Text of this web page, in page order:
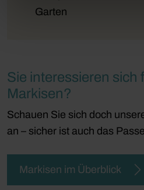
Garten
Sie interessieren sich
Markisen?
Schauen Sie sich doch
an – sicher ist auch das
Markisen im Überblick